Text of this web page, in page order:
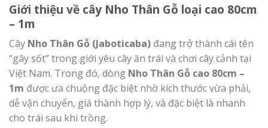
Giới thiệu về cây Nho Thân Gỗ loại cao 80cm
– 1m
Cây Nho Thân Gỗ (Jaboticaba) đang trở thành cái tên
“gây sốt” trong giới yêu cây ăn trái và chơi cây cảnh tại
Việt Nam. Trong đó, dòng Nho Thân Gỗ cao 80cm –
1m được ưa chuộng đặc biệt nhờ kích thước vừa phải,
dễ vận chuyển, giá thành hợp lý, và đặc biệt là nhanh
cho trái sau khi trồng.